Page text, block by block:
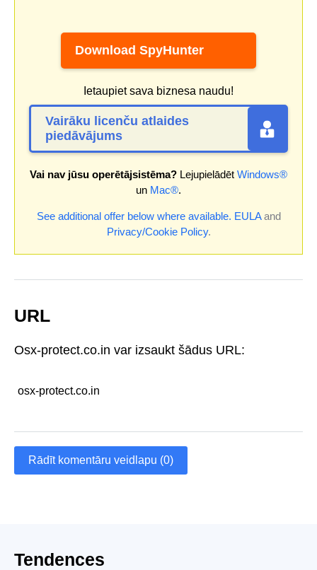
Download SpyHunter
Ietaupiet sava biznesa naudu!
Vairāku licenču atlaides
piedāvājums
Vai nav jūsu operētājsistēma? Lejupielādēt Windows®
un Mac®.
See additional offer below where available. EULAand
Privacy/Cookie Policy.
URL
Osx-protect.co.in var izsaukt šādus URL:
osx-protect.co.in
Rādīt komentāru veidlapu (0)
Tendences